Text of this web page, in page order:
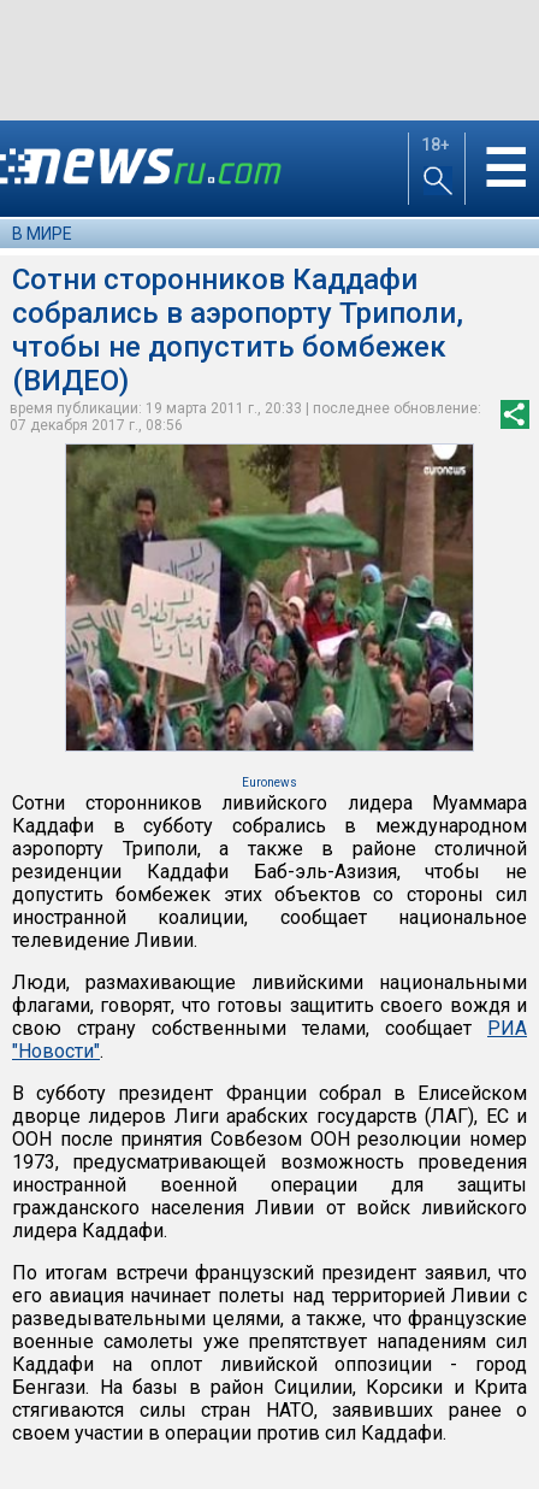
18+ ☰
В МИРЕ
Сотни сторонников Каддафи
собрались в аэропорту Триполи,
чтобы не допустить бомбежек
(ВИДЕО)
время публикации: 19 марта 2011 г., 20:33 | последнее обновление:
07 декабря 2017 г., 08:56
Euronews
Сотни сторонников ливийского лидера Муаммара
Каддафи в субботу собрались в международном
аэропорту Триполи, а также в районе столичной
резиденции Каддафи Баб-эль-Азизия, чтобы не
допустить бомбежек этих объектов со стороны сил
иностранной коалиции, сообщает национальное
телевидение Ливии.
Люди, размахивающие ливийскими национальными
флагами, говорят, что готовы защитить своего вождя и
свою страну собственными телами, сообщает РИА
"Новости".
В субботу президент Франции собрал в Елисейском
дворце лидеров Лиги арабских государств (ЛАГ), ЕС и
ООН после принятия Совбезом ООН резолюции номер
1973, предусматривающей возможность проведения
иностранной военной операции для защиты
гражданского населения Ливии от войск ливийского
лидера Каддафи.
По итогам встречи французский президент заявил, что
его авиация начинает полеты над территорией Ливии с
разведывательными целями, а также, что французские
военные самолеты уже препятствует нападениям сил
Каддафи на оплот ливийской оппозиции - город
Бенгази. На базы в район Сицилии, Корсики и Крита
стягиваются силы стран НАТО, заявивших ранее о
своем участии в операции против сил Каддафи.